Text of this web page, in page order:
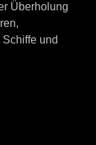
Überholung
und